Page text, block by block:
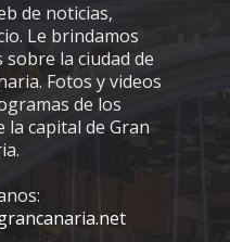
de noticias,
Le brindamos
la ciudad de
Fotos y videos
de los
la capital de Gran